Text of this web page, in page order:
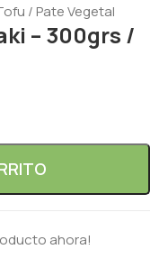
/ Pate Vegetal
– 300grs /
ahora!